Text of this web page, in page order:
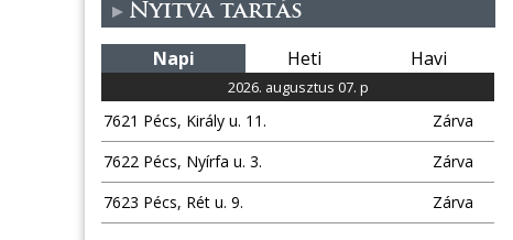
hely
Nyitva tartás
Napi Heti Havi
2026. augusztus 07. p
7621 Pécs, Király u. 11.
Zárva
7622 Pécs, Nyírfa u. 3.
Zárva
7623 Pécs, Rét u. 9.
Zárva